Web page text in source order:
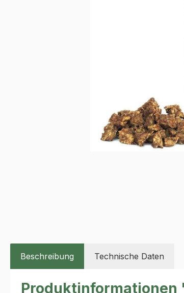
Beschreibung Technische Daten
Produktinformationen